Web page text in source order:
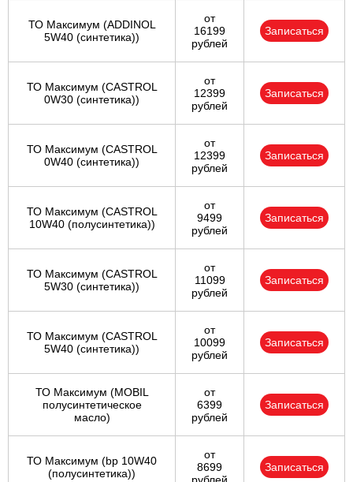
ТО Максимум (ADDINOL
5W40 (синтетика))
от
16199
рублей
Записаться
ТО Максимум (CASTROL
0W30 (синтетика))
от
12399
рублей
Записаться
ТО Максимум (CASTROL
0W40 (синтетика))
от
12399
рублей
Записаться
ТО Максимум (CASTROL
10W40 (полусинтетика))
от
9499
рублей
Записаться
ТО Максимум (CASTROL
5W30 (синтетика))
от
11099
рублей
Записаться
ТО Максимум (CASTROL
5W40 (синтетика))
от
10099
рублей
Записаться
ТО Максимум (MOBIL
полуcинтетическое
масло)
от
6399
рублей
Записаться
ТО Максимум (bp 10W40
(полусинтетика))
от
8699
Записаться